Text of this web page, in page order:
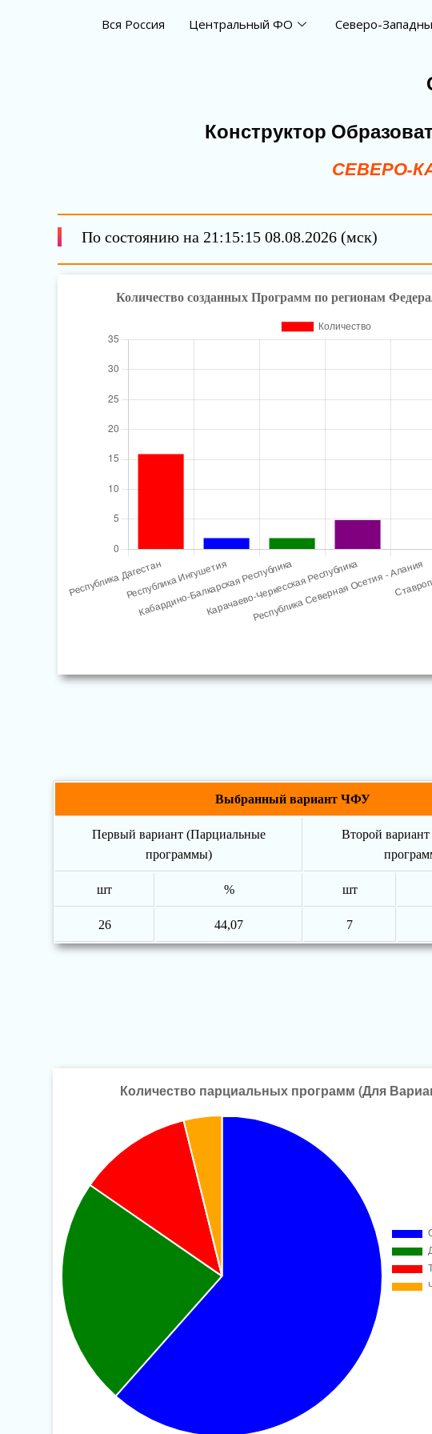
Вся Россия Центральный ФО Северо-
Конструктор
СЕВЕРО-
По состоянию на 21:15:15 08.08.2026 (мск)
Выбранный вариант ЧФУ
Первый вариант (Парциальные
программы)
Второй
шт % шт
26 44,07 7